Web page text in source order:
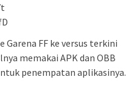
FF ke versus terkini
memakai APK dan OBB
penempatan aplikasinya.